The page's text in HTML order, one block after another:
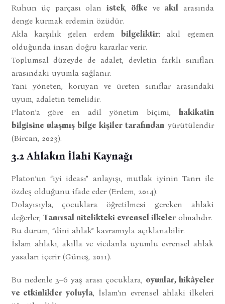
Ruhun üç parçası olan istek, öfke ve akıl
arasında
denge kurmak erdemin özüdür.
Akla karşılık gelen erdembilgeliktir; akıl egemen
olduğunda insan doğru kararlar verir.
Toplumsal düzeyde de adalet, devletin farklı sınıfları
arasındaki uyumla sağlanır.
Yani yöneten, koruyan ve üreten sınıflar arasındaki
uyum, adaletin temelidir.
Platon’a göre en adil yönetim biçimi, hakikatin
bilgisine ulaşmış bilge kişiler tarafından yürütülendir
(Bircan, 2023).
3.2 Ahlakın İlahi Kaynağı
Platon’un “iyi ideası” anlayışı, mutlak iyinin Tanrı ile
özdeş olduğunu ifade eder (Erdem, 2014).
Dolayısıyla, çocuklara öğretilmesi gereken ahlaki
değerler, Tanrısal nitelikteki evrensel ilkelerolmalıdır.
Bu durum, “dini ahlak” kavramıyla açıklanabilir.
İslam ahlakı, akılla ve vicdanla uyumlu evrensel ahlak
yasaları içerir (Güneş, 2011).
Bu nedenle 3–6 yaş arası çocuklara, oyunlar, hikâyeler
ve etkinlikler yoluyla, İslam’ın evrensel ahlaki ilkeleri